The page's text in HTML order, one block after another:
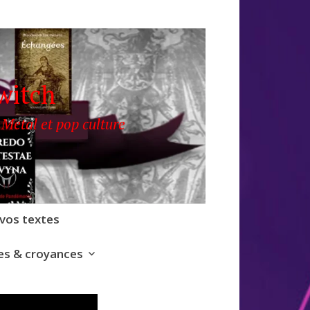
et pop culture
textes
& croyances